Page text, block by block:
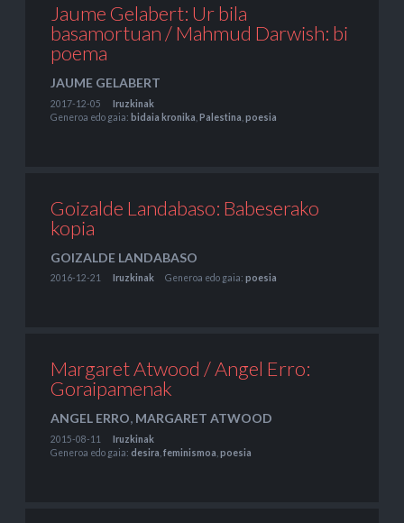
Jaume Gelabert: Ur bila
basamortuan / Mahmud Darwish: bi
poema
JAUME GELABERT
2017-12-05
Iruzkinak
Generoa edo gaia: bidaia kronika Palestina poesia
Goizalde Landabaso: Babeserako
kopia
GOIZALDE LANDABASO
2016-12-21 Iruzkinak Generoa edo gaia: poesia
Margaret Atwood / Angel Erro:
Goraipamenak
ANGEL ERRO, MARGARET ATWOOD
2015-08-11
Iruzkinak
Generoa edo gaia: desira feminismoa poesia